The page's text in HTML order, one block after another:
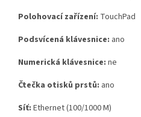
Polohovací zařízení: TouchPad
Podsvícená klávesnice: ano
Numerická klávesnice: ne
Čtečka otisků prstů: ano
Síť: Ethernet (100/1000 M)